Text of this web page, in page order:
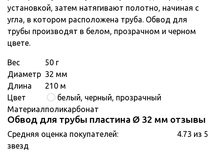
установкой, затем натягивают полотно, начиная с
угла, в котором расположена труба. Обвод для
трубы производят в белом, прозрачном и черном
цвете.
Вес
50 г
Диаметр 32 мм
Длина
210 м
Цвет
белый, черный, прозрачный
Материалполикарбонат
Обвод для трубы пластина Ø 32 мм отзывы
Средняя оценка покупателей:
4.73 из 5
звезд